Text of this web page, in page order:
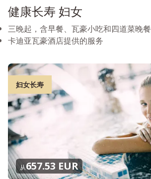
健康长寿 妇女
三晚起，含早餐、瓦豪小吃和四道菜晚餐
卡迪亚瓦豪酒店提供的服务
妇女长寿
从657.53 EUR